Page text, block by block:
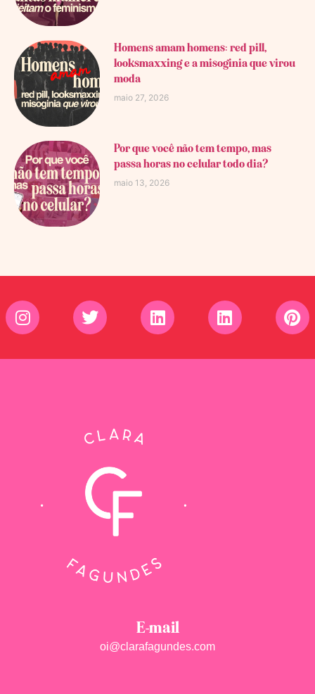
Homens amam homens: red pill,
looksmaxxing e a misoginia que virou
moda
maio 27, 2026
Por que você não tem tempo, mas
passa horas no celular todo dia?
maio 13, 2026
E-mail
oi@clarafagundes.com